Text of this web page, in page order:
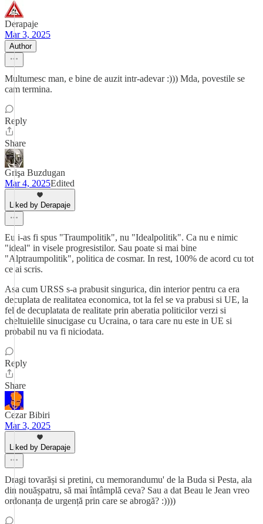
Derapaje
Mar 3, 2025
Author
Multumesc man, e bine de auzit intr-adevar :))) Mda, povestile se
cam termina.
Reply
Share
Grişa Buzdugan
Mar 4, 2025Edited
Liked by Derapaje
Eu i-as fi spus "Traumpolitik", nu "Idealpolitik". Ca nu e nimic
"ideal" in visele progresistilor. Sau poate si mai bine
"Alptraumpolitik", politica de cosmar. In rest, 100% de acord cu tot
ce ai scris.
Asa cum URSS s-a prabusit singurica, din interior pentru ca era
decuplata de realitatea economica, tot la fel se va prabusi si UE, la
fel de decuplatata de realitate prin aberatia politicilor verzi si
cheltuielile sinucigase cu Ucraina, o tara care nu este in UE si
probabil nu va fi niciodata.
Reply
Share
Cezar Bibiri
Mar 3, 2025
Liked by Derapaje
Dragi tovarăși si pretini, cu memorandumu' de la Buda si Pesta, ala
din nouășpatru, să mai întâmplă ceva? Sau a dat Beau le Jean vreo
ordonanța de urgență prin care se abrogă? :))))